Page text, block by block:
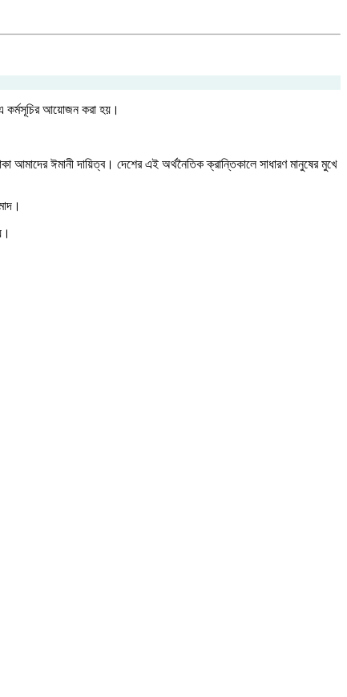
এ কর্মসূচির আয়োজন করা হয়।
ঈমানী দায়িত্ব। দেশের এই অর্থনৈতিক ক্রান্তিকালে সাধারণ মানুষের মুখে